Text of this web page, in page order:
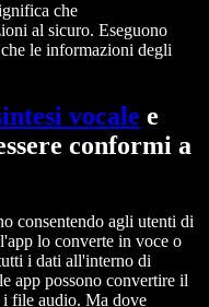
che
al sicuro. Eseguono
le informazioni degli
vocale e
conformi a
consentendo agli utenti di
lo converte in voce o
i dati all'interno di
app possono convertire il
i file audio. Ma dove